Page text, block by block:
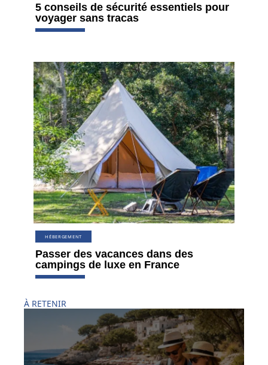
5 conseils de sécurité essentiels pour
voyager sans tracas
HÉBERGEMENT
Passer des vacances dans des
campings de luxe en France
À RETENIR